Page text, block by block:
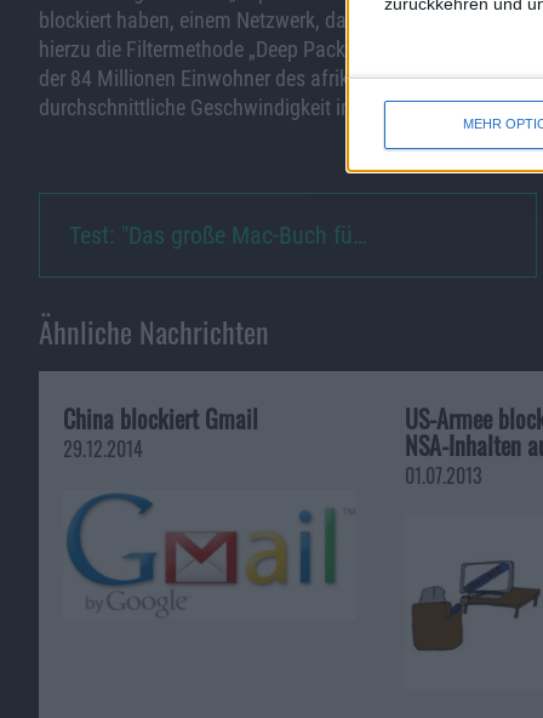
MEHR
blockiert haben, einem Netzwerk, das Usern die
hierzu die Filtermethode „Deep Packet Inspection“
der 84 Millionen Einwohner des afrikanischen Staates
durchschnittliche Geschwindigkeit im Netz soll 622 kbit/s
Test: "Das große Mac-Buch fü…
Ähnliche Nachrichten
China blockiert Gmail
29.12.2014
US-Armee
NSA-Inhalten
01.07.2013